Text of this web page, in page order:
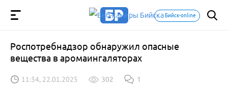
Бийск-online
Роспотребнадзор обнаружил опасные
вещества в аромаингаляторах
11:34, 22.01.2025 302 1